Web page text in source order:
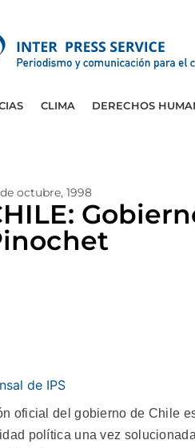
CLIMA DERECHOS
octubre, 1998
de IPS
oficial del gobierno de Chile
política una vez